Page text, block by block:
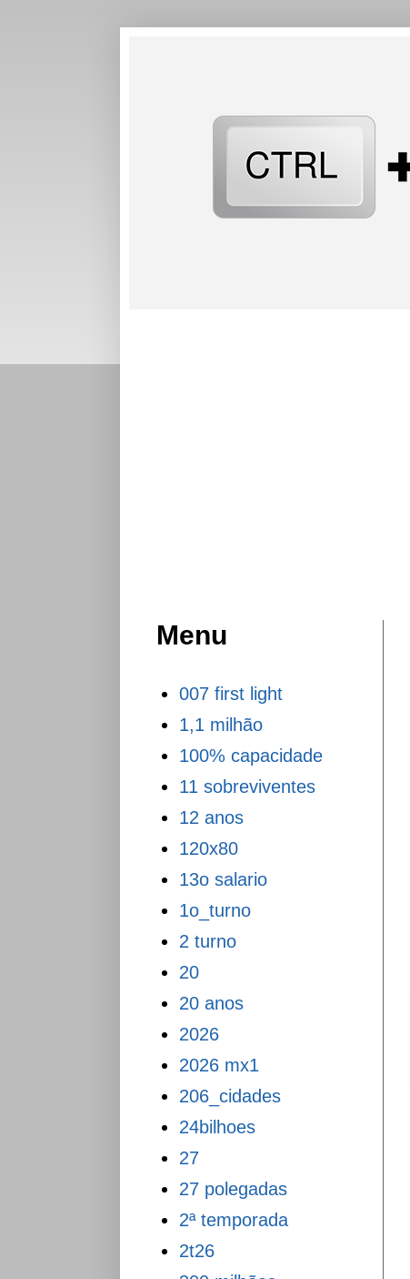
Menu
007 first light
1,1 milhão
100% capacidade
11 sobreviventes
12 anos
120x80
13o salario
1o_turno
2 turno
20
20 anos
2026
2026 mx1
206_cidades
24bilhoes
27
27 polegadas
2ª temporada
2t26